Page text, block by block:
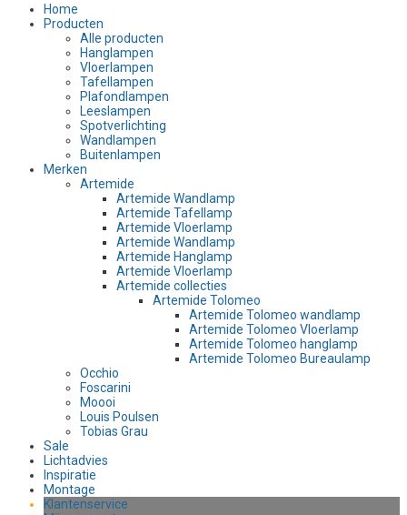
Home
Producten
Alle producten
Hanglampen
Vloerlampen
Tafellampen
Plafondlampen
Leeslampen
Spotverlichting
Wandlampen
Buitenlampen
Merken
Artemide
Artemide Wandlamp
Artemide Tafellamp
Artemide Vloerlamp
Artemide Wandlamp
Artemide Hanglamp
Artemide Vloerlamp
Artemide collecties
Artemide Tolomeo
Artemide Tolomeo wandlamp
Artemide Tolomeo Vloerlamp
Artemide Tolomeo hanglamp
Artemide Tolomeo Bureaulamp
Occhio
Foscarini
Moooi
Louis Poulsen
Tobias Grau
Sale
Lichtadvies
Inspiratie
Montage
Klantenservice